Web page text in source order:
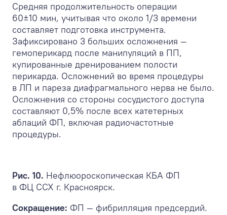
Средняя продолжительность операции
60±10 мин, учитывая что около 1/3 времени
составляет подготовка инструмента.
Зафиксировано 3 больших осложнения —
гемоперикард после манипуляций в ПП,
купированные дренированием полости
перикарда. Осложнений во время процедуры
в ЛП и пареза диафрагмального нерва не было.
Осложнения со стороны сосудистого доступа
составляют 0,5% после всех катетерных
аблаций ФП, включая радиочастотные
процедуры.
Рис. 10. Нефлюороскопическая КБА ФП
в ФЦ ССХ г. Красноярск.
Сокращение: ФП — фибрилляция предсердий.